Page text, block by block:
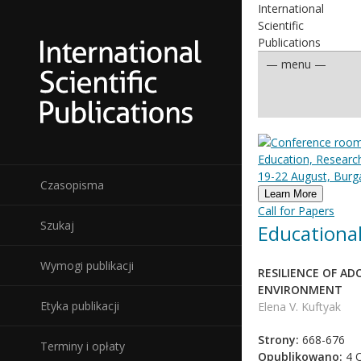
International
Scientific
Publications
Czasopisma
Szukaj
Wymogi publikacji
Etyka publikacji
Terminy i opłaty
Education,
19-22 August,
Learn More
Call for Papers
RESILIENCE OF
ENVIRONMENT
Elena V. Kuftyak
Strony: 668-676
Opublikowano: 4